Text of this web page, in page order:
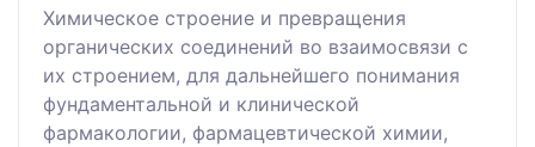
Химическое строение и превращения
органических соединений во взаимосвязи с
их строением, для дальнейшего понимания
фундаментальной и клинической
фармакологии, фармацевтической химии,